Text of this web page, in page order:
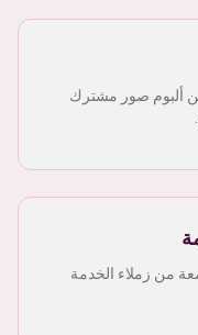
من ألبوم صور مشترك
من زملاء الخدمة